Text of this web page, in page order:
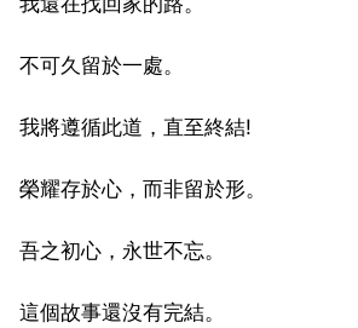
不可久留於一處。
我將遵循此道，直至終結!
榮耀存於心，而非留於形。
吾之初心，永世不忘。
這個故事還沒有完結。